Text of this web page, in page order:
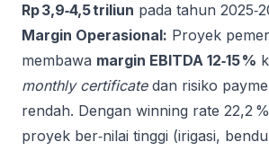
Rp 3,9‑4,5 triliun pada tahun
Margin Operasional: Proyek
membawa margin EBITDA 12‑15 %
monthly certificatedan risiko
rendah. Dengan winning rate 22,2
proyek ber‑nilai tinggi (irigasi,